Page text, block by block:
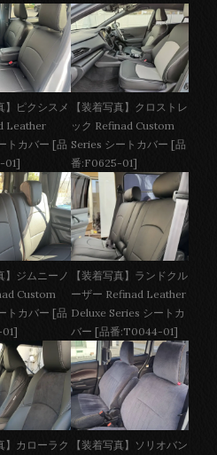
】ピクシスメ
Leather
トカバー [品
01]
【装着写真】クロストレ
ック Refinad Custom
Series シートカバー [品
番:F0625-01]
】ジムニーノ
Custom
トカバー [品
【装着写真】ランドクル
ーザー Refinad Leather
Deluxe Series シートカ
バー [品番:T0044-01]
】カローラク
【装着写真】ソリオバン